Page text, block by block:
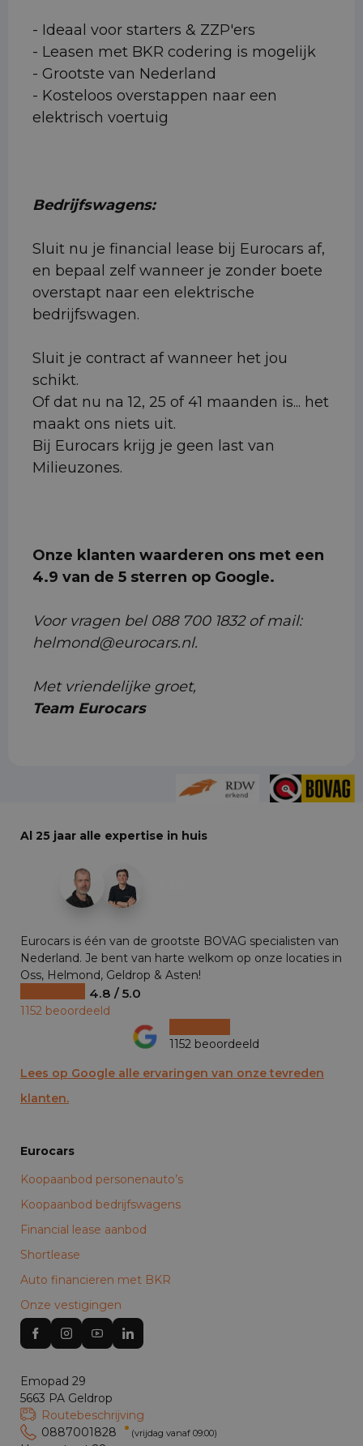
- Ideaal voor starters & ZZP'ers
- Leasen met BKR codering is mogelijk
- Grootste van Nederland
- Kosteloos overstappen naar een
elektrisch voertuig
Bedrijfswagens:
Sluit nu je financial lease bij Eurocars af,
en bepaal zelf wanneer je zonder boete
overstapt naar een elektrische
bedrijfswagen.
Sluit je contract af wanneer het jou
schikt.
Of dat nu na 12, 25 of 41 maanden is... het
maakt ons niets uit.
Bij Eurocars krijg je geen last van
Milieuzones.
Onze klanten waarderen ons met een
4.9 van de 5 sterren op Google.
Voor vragen bel 088 700 1832 of mail:
helmond@eurocars.nl.
Met vriendelijke groet,
Team Eurocars
Al 25 jaar alle expertise in huis
Eurocars is één van de grootste BOVAG specialisten van
Nederland. Je bent van harte welkom op onze locaties in
Oss, Helmond, Geldrop & Asten!
4.8 / 5.0
1152 beoordeeld
1152 beoordeeld
Lees op Google alle ervaringen van onze tevreden
klanten.
Eurocars
Koopaanbod personenauto’s
Koopaanbod bedrijfswagens
Financial lease aanbod
Shortlease
Auto financieren met BKR
Onze vestigingen
Emopad 29
5663 PA Geldrop
Routebeschrijving
0887001828
(vrijdag vanaf 09:00)